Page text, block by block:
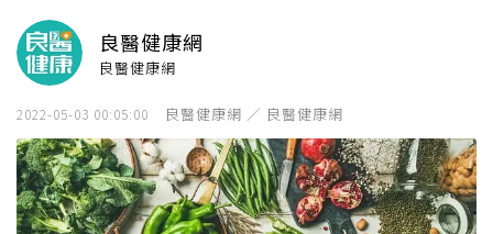
良醫健康網
良醫健康網
2022-05-03 00:05:00 良醫健康網 ／ 良醫健康網